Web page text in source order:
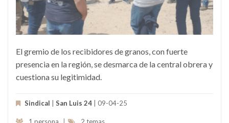
El gremio de los recibidores de granos, con fuerte
presencia en la región, se desmarca de la central obrera y
cuestiona su legitimidad.
Sindical San Luis 24 | 09-04-25